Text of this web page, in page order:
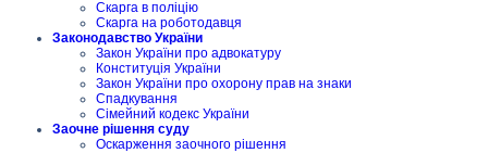
Скарга в поліцію
Скарга на роботодавця
Законодавство України
Закон України про адвокатуру
Конституція України
Закон України про охорону прав на знаки
Спадкування
Сімейний кодекс України
Заочне рішення суду
Оскарження заочного рішення